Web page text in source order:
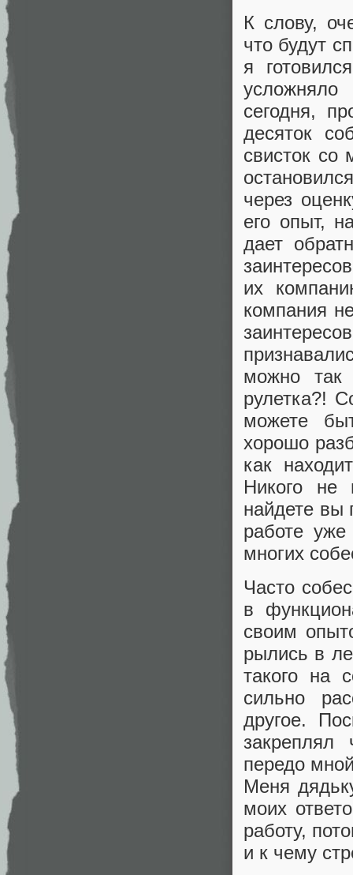
К слову,
что будут
я
усложняло
сегодня,
десяток
свисток
через
его опыт,
дает
их
компания
можно так
рулетка?!
можете
хорошо
как
Никого не
найдете вы
работе уже
многих
Часто
в
своим
рылись в
такого на
сильно
другое.
закреплял
передо
Меня
моих
работу,
и к чему